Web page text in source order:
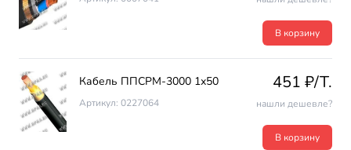
В корзину
Кабель ППСРМ-3000 1х50
Артикул: 0227064
451 ₽/T.
нашли дешевле?
В корзину